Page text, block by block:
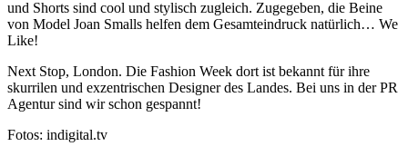
und Shorts sind cool und stylisch zugleich. Zugegeben, die Beine
von Model Joan Smalls helfen dem Gesamteindruck natürlich… We
Like!
Next Stop, London. Die Fashion Week dort ist bekannt für ihre
skurrilen und exzentrischen Designer des Landes. Bei uns in der PR
Agentur sind wir schon gespannt!
Fotos: indigital.tv